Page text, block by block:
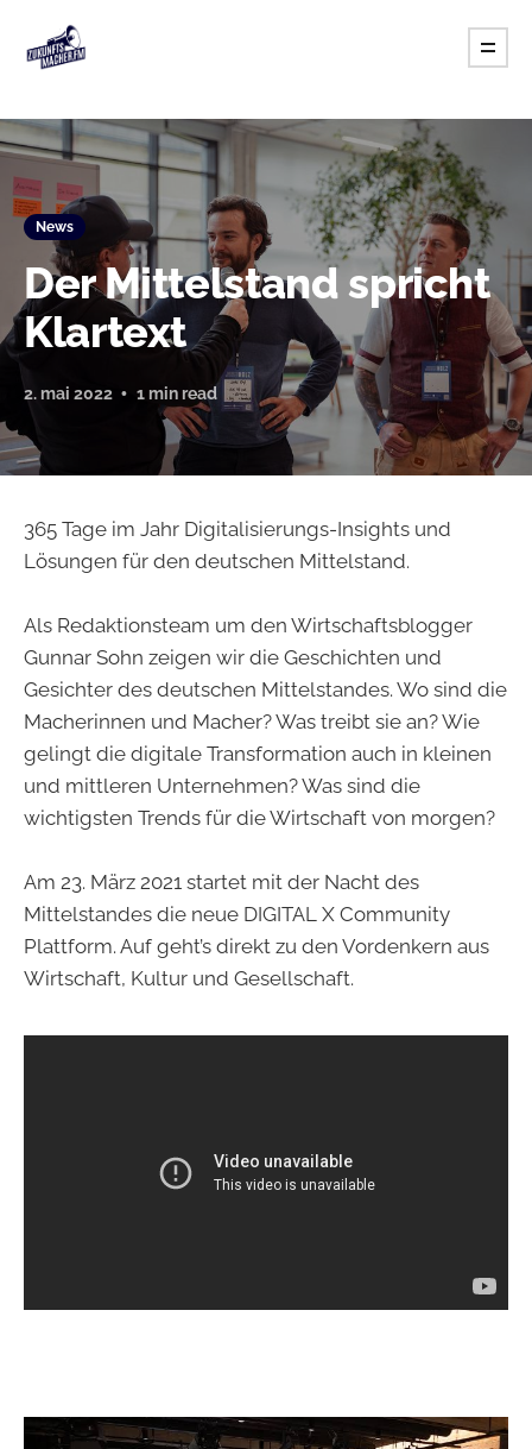
News
Der Mittelstand spricht
Klartext
2. mai 2022 1 min read
365 Tage im Jahr Digitalisierungs-Insights und
Lösungen für den deutschen Mittelstand.
Als Redaktionsteam um den Wirtschaftsblogger
Gunnar Sohn zeigen wir die Geschichten und
Gesichter des deutschen Mittelstandes. Wo sind die
Macherinnen und Macher? Was treibt sie an? Wie
gelingt die digitale Transformation auch in kleinen
und mittleren Unternehmen? Was sind die
wichtigsten Trends für die Wirtschaft von morgen?
Am 23. März 2021 startet mit der Nacht des
Mittelstandes die neue DIGITAL X Community
Plattform. Auf geht’s direkt zu den Vordenkern aus
Wirtschaft, Kultur und Gesellschaft.